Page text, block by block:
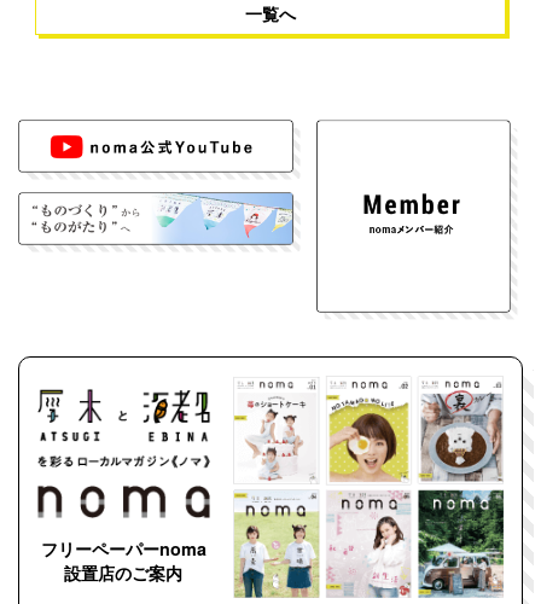
一覧へ
フリーペーパーnoma
設置店のご案内